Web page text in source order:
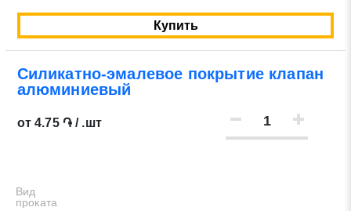
Поиск
Купить
Силикатно-эмалевое покрытие клапан
алюминиевый
от 4.75 ֏ / .шт
Вид
проката
Нажимая на кнопку «Отправить заявку» Вы даете согласие